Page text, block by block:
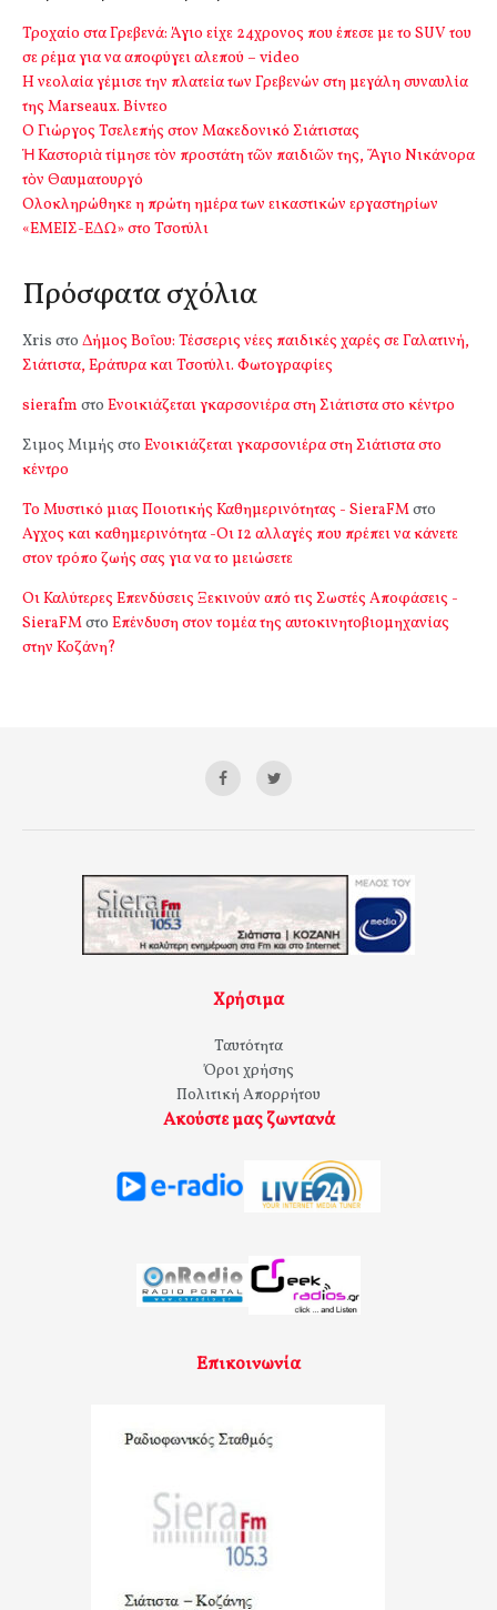
Τροχαίο στα Γρεβενά: Άγιο είχε 24χρονος που έπεσε με το SUV του
σε ρέμα για να αποφύγει αλεπού – video
Η νεολαία γέμισε την πλατεία των Γρεβενών στη μεγάλη συναυλία
της Marseaux. Βίντεο
Ο Γιώργος Τσελεπής στον Μακεδονικό Σιάτιστας
Ἡ Καστοριὰ τίμησε τὸν προστάτη τῶν παιδιῶν της, Ἅγιο Νικάνορα
τὸν Θαυματουργό
Ολοκληρώθηκε η πρώτη ημέρα των εικαστικών εργαστηρίων
«ΕΜΕΙΣ-ΕΔΩ» στο Τσοτύλι
Πρόσφατα σχόλια
Xris στο Δήμος Βοΐου: Τέσσερις νέες παιδικές χαρές σε Γαλατινή,
Σιάτιστα, Εράτυρα και Τσοτύλι. Φωτογραφίες
sierafm στο Ενοικιάζεται γκαρσονιέρα στη Σιάτιστα στο κέντρο
Σιμος Μιμής στο Ενοικιάζεται γκαρσονιέρα στη Σιάτιστα στο
κέντρο
Το Μυστικό μιας Ποιοτικής Καθημερινότητας - SieraFMστο
Αγχος και καθημερινότητα -Οι 12 αλλαγές που πρέπει να κάνετε
στον τρόπο ζωής σας για να το μειώσετε
Οι Καλύτερες Επενδύσεις Ξεκινούν από τις Σωστές Αποφάσεις -
SieraFMστο Επένδυση στον τομέα της αυτοκινητοβιομηχανίας
στην Κοζάνη?
Χρήσιμα
Ταυτότητα
Όροι χρήσης
Πολιτική Απορρήτου
Ακούστε μας ζωντανά
Επικοινωνία